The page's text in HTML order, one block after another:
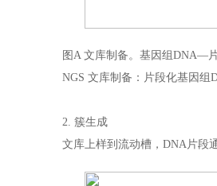
图A 文库制备。基因组DNA—
NGS 文库制备：片段化基因
2. 簇生成
文库上样到流动槽，DNA片段